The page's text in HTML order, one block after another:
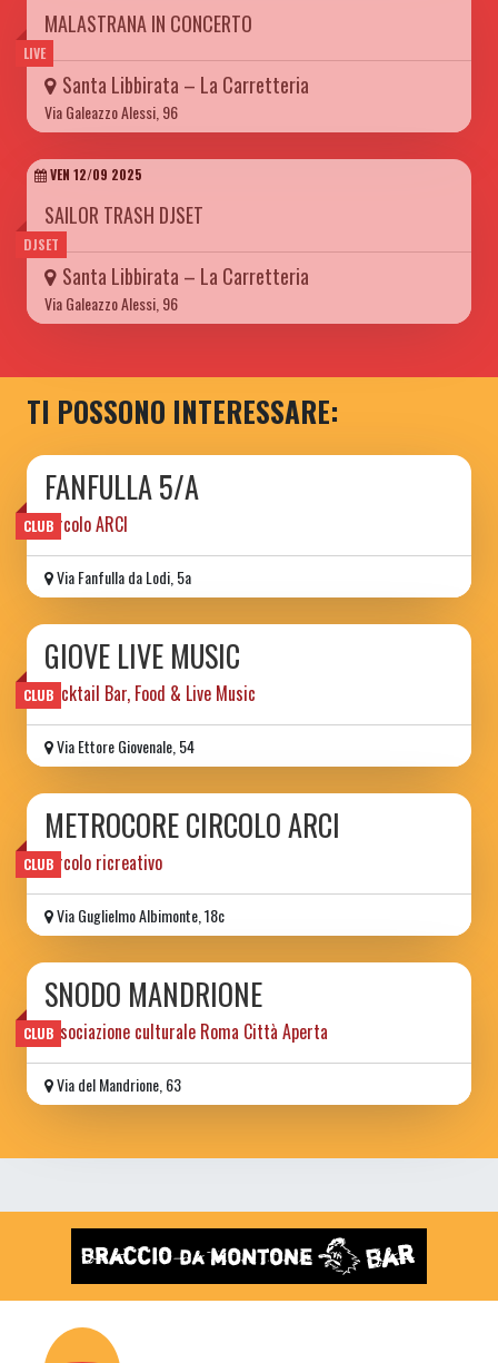
LIVE
MALASTRANA IN CONCERTO
Santa Libbirata – La Carretteria
Via Galeazzo Alessi, 96
DJSET
VEN 12/09 2025
SAILOR TRASH DJSET
Santa Libbirata – La Carretteria
Via Galeazzo Alessi, 96
TI POSSONO INTERESSARE:
CLUB
FANFULLA 5/A
circolo ARCI
Via Fanfulla da Lodi, 5a
CLUB
GIOVE LIVE MUSIC
Cocktail Bar, Food & Live Music
Via Ettore Giovenale, 54
CLUB
METROCORE CIRCOLO ARCI
circolo ricreativo
Via Guglielmo Albimonte, 18c
CLUB
SNODO MANDRIONE
associazione culturale Roma Città Aperta
Via del Mandrione, 63